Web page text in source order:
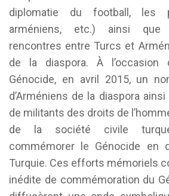
diplomatie du football, les
arméniens, etc.) ainsi que
rencontres entre Turcs et
de la diaspora. À l’occasion
Génocide, en avril 2015, un
d’Arméniens de la diaspora
de militants des droits de
de la société civile
commémorer le Génocide en
Turquie. Ces efforts mémoriels
inédite de commémoration du